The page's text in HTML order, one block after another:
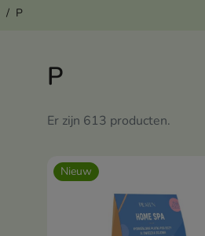
P
P
Er zijn 613 producten.
Nieuw